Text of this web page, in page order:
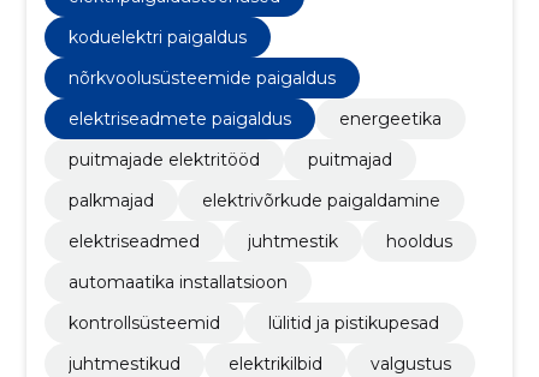
koduelektri paigaldus
nõrkvoolusüsteemide paigaldus
elektriseadmete paigaldus
energeetika
puitmajade elektritööd
puitmajad
palkmajad
elektrivõrkude paigaldamine
elektriseadmed
juhtmestik
hooldus
automaatika installatsioon
kontrollsüsteemid
lülitid ja pistikupesad
juhtmestikud
elektrikilbid
valgustus